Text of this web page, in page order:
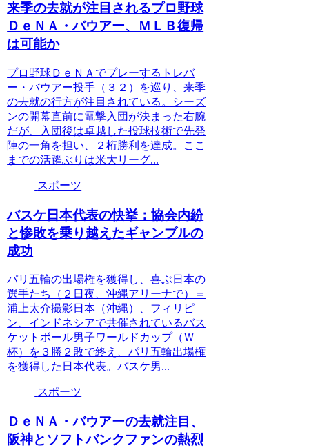
来季の去就が注目されるプロ野球
ＤｅＮＡ・バウアー、ＭＬＢ復帰
は可能か
プロ野球ＤｅＮＡでプレーするトレバ
ー・バウアー投手（３２）を巡り、来季
の去就の行方が注目されている。シーズ
ンの開幕直前に電撃入団が決まった右腕
だが、入団後は卓越した投球技術で先発
陣の一角を担い、２桁勝利を達成。ここ
までの活躍ぶりは米大リーグ...
スポーツ
バスケ日本代表の快挙：協会内紛
と惨敗を乗り越えたギャンブルの
成功
パリ五輪の出場権を獲得し、喜ぶ日本の
選手たち（２日夜、沖縄アリーナで）＝
浦上太介撮影日本（沖縄）、フィリピ
ン、インドネシアで共催されているバス
ケットボール男子ワールドカップ（Ｗ
杯）を３勝２敗で終え、パリ五輪出場権
を獲得した日本代表。バスケ男...
スポーツ
ＤｅＮＡ・バウアーの去就注目、
阪神とソフトバンクファンの熱烈